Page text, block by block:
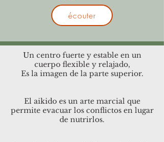
Un centro fuerte y estable en un
cuerpo flexible y relajado,
Es la imagen de la parte superior.
El aikido es un arte marcial que
permite evacuar los conflictos en lugar
de nutrirlos.
écouter